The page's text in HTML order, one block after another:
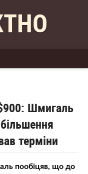
Шмигаль
терміни
пообіцяв, що до